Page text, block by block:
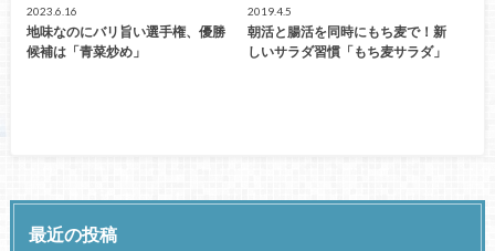
2023.6.16
地味なのにバリ旨い選手権、優勝
候補は「青菜炒め」
2019.4.5
朝活と腸活を同時にもち麦で！新
しいサラダ習慣「もち麦サラダ」
最近の投稿